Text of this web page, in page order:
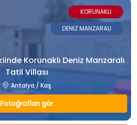
Korunaklı Deniz Manzaralı
Tatil Villası
Antalya / Kaş
Fotoğrafları gör
KORUNAKLI
DENİZ MANZARALI